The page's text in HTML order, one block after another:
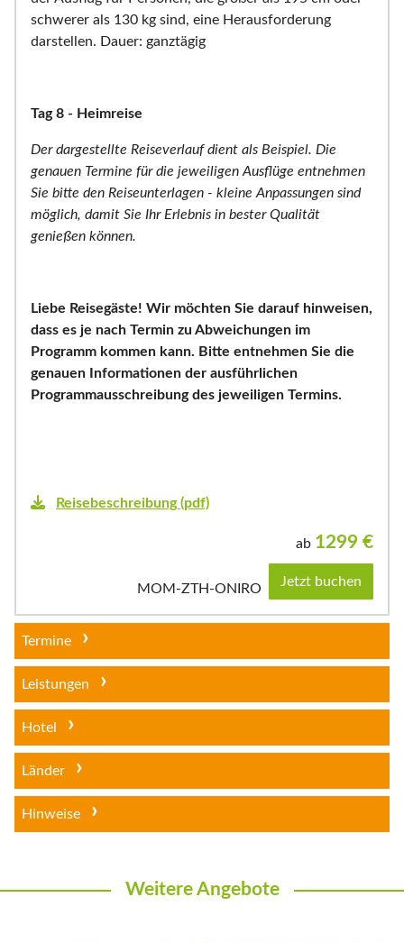
schwerer als 130 kg sind, eine Herausforderung
darstellen. Dauer: ganztägig
Tag 8 - Heimreise
Der dargestellte Reiseverlauf dient als Beispiel. Die
genauen Termine für die jeweiligen Ausflüge entnehmen
Sie bitte den Reiseunterlagen - kleine Anpassungen sind
möglich, damit Sie Ihr Erlebnis in bester Qualität
genießen können.
Liebe Reisegäste! Wir möchten Sie darauf hinweisen,
dass es je nach Termin zu Abweichungen im
Programm kommen kann. Bitte entnehmen Sie die
genauen Informationen der ausführlichen
Programmausschreibung des jeweiligen Termins.
Reisebeschreibung (pdf)
ab 1299 €
MOM-ZTH-ONIRO Jetzt buchen
Termine
Leistungen
Hotel
Länder
Hinweise
Weitere Angebote